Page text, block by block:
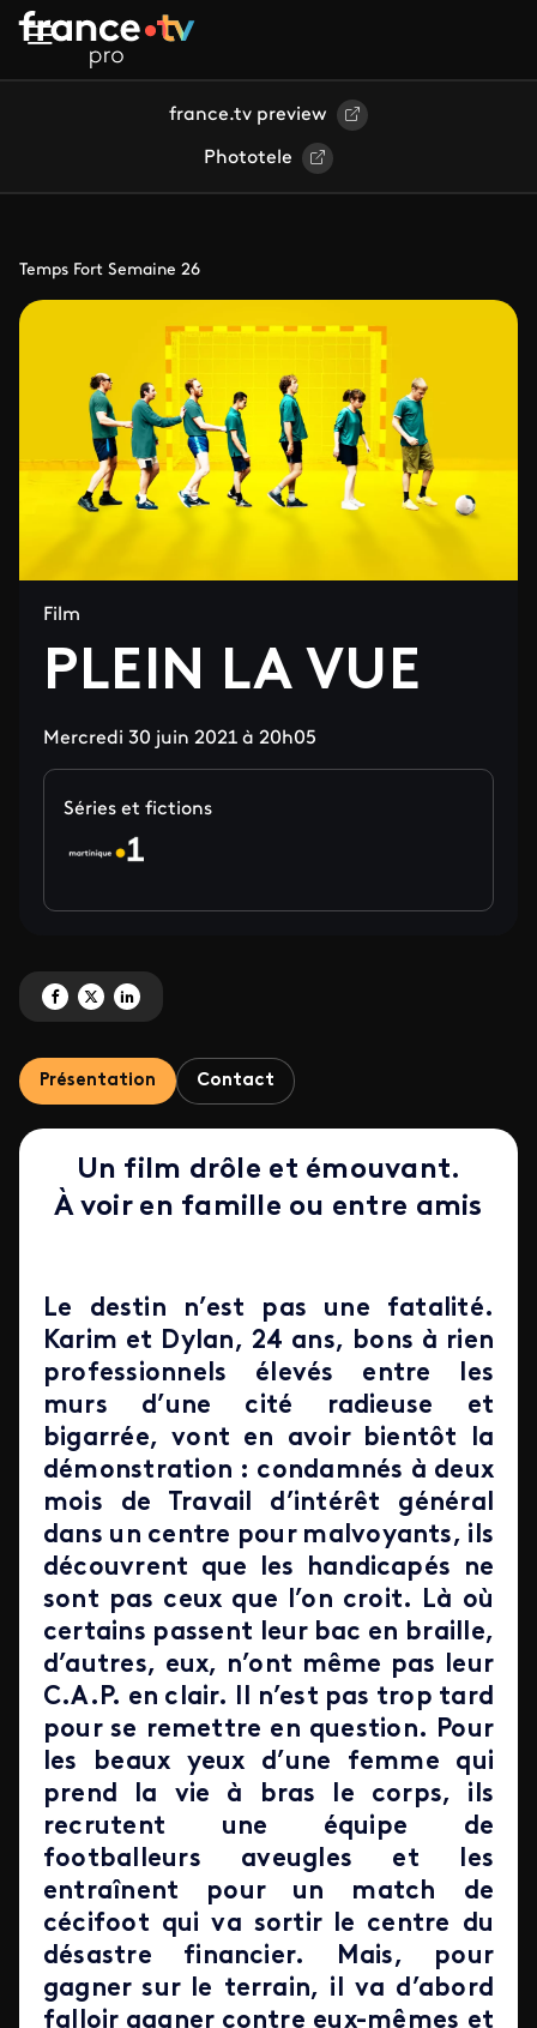
Aller au contenu principal
france.tv preview
Phototele
Temps Fort Semaine 26
Film
PLEIN LA VUE
Mercredi 30 juin 2021 à 20h05
Séries et fictions
Partagez 'PLEIN LA VUE' sur Facebook
Partagez 'PLEIN LA VUE' sur X
Partagez 'PLEIN LA VUE' sur LinkedIn
Présentation Contact
Un film drôle et émouvant.
À voir en famille ou entre amis
Le destin n’est pas une fatalité.
Karim et Dylan, 24 ans, bons à rien
professionnels élevés entre les
murs d’une cité radieuse et
bigarrée, vont en avoir bientôt la
démonstration : condamnés à deux
mois de Travail d’intérêt général
dans un centre pour malvoyants, ils
découvrent que les handicapés ne
sont pas ceux que l’on croit. Là où
certains passent leur bac en braille,
d’autres, eux, n’ont même pas leur
C.A.P. en clair. Il n’est pas trop tard
pour se remettre en question. Pour
les beaux yeux d’une femme qui
prend la vie à bras le corps, ils
recrutent une équipe de
footballeurs aveugles et les
entraînent pour un match de
cécifoot qui va sortir le centre du
désastre financier. Mais, pour
gagner sur le terrain, il va d’abord
falloir gagner contre eux-mêmes et